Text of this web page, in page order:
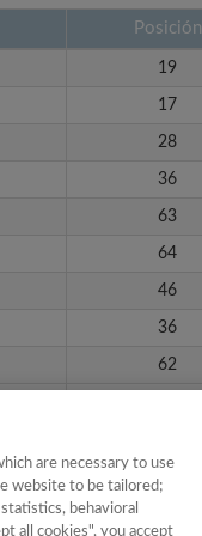
Posición
19
17
28
36
63
64
46
36
62
1 de 2 siguiente ›
are necessary to use
website to be tailored;
behavioral
all cookies", you accept